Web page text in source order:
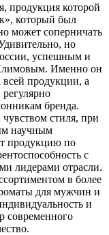
продукция которой
который был
может соперничать
но
успешным и
Именно он
всей продукции, а
бренда.
стиля, при
научным
продукцию по
с
лидерами отрасли.
в более
для мужчин и
и
современного